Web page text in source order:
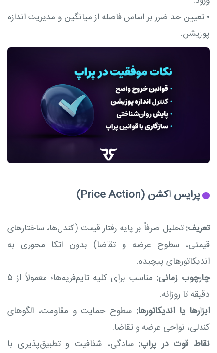
• تعیین حد ضرر بر اساس فاصله از میانگین و مدیریت اندازه
پوزیشن.
پرایس اکشن (Price Action)
تعریف: تحلیل صرفاً بر پایه رفتار قیمت (کندل‌ها، ساختارهای
قیمتی، سطوح عرضه و تقاضا) بدون اتکا محوری به
اندیکاتورهای پیچیده.
چارچوب زمانی:
مناسب برای کلیه تایم‌فریم‌ها؛ معمولاً از ۵
دقیقه تا روزانه.
ابزارها یا اندیکاتورها: سطوح حمایت و مقاومت، الگوهای
کندلی، نواحی عرضه و تقاضا.
نقاط قوت در پراپ: سادگی، شفافیت و تطبیق‌پذیری با